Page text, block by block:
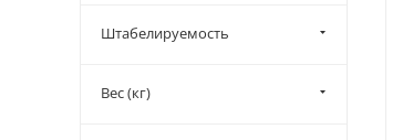
Штабелируемость
Вес (кг)